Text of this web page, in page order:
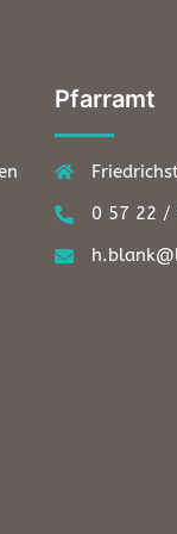
Pfarramt
0 57 22 /